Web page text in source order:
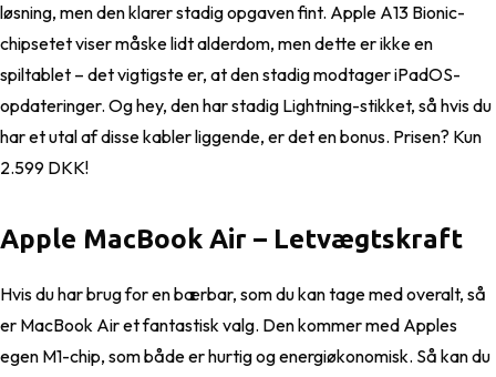
løsning, men den klarer stadig opgaven fint. Apple A13 Bionic-
chipsetet viser måske lidt alderdom, men dette er ikke en
spiltablet – det vigtigste er, at den stadig modtager iPadOS-
opdateringer. Og hey, den har stadig Lightning-stikket, så hvis du
har et utal af disse kabler liggende, er det en bonus. Prisen? Kun
2.599 DKK!
Apple MacBook Air – Letvægtskraft
Hvis du har brug for en bærbar, som du kan tage med overalt, så
er MacBook Air et fantastisk valg. Den kommer med Apples
egen M1-chip, som både er hurtig og energiøkonomisk. Så kan du